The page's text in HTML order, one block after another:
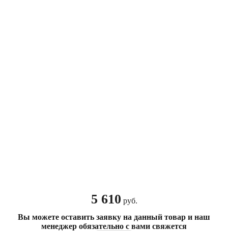
5 610 руб.
Вы можете оставить заявку на данный товар и наш
менеджер обязательно с вами свяжется